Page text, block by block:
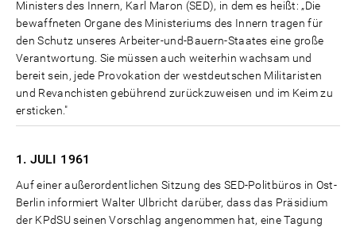
Ministers des Innern, Karl Maron (SED), in dem es heißt: „Die
bewaffneten Organe des Ministeriums des Innern tragen für
den Schutz unseres Arbeiter-und-Bauern-Staates eine große
Verantwortung. Sie müssen auch weiterhin wachsam und
bereit sein, jede Provokation der westdeutschen Militaristen
und Revanchisten gebührend zurückzuweisen und im Keim zu
ersticken."
1. JULI 1961
Auf einer außerordentlichen Sitzung des SED-Politbüros in Ost-
Berlin informiert Walter Ulbricht darüber, dass das Präsidium
der KPdSU seinen Vorschlag angenommen hat, eine Tagung